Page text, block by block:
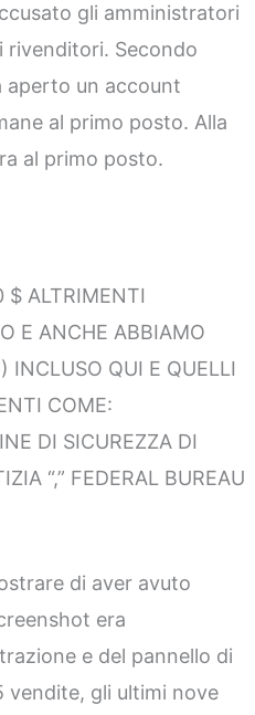
gli amministratori
rivenditori. Secondo
aperto un account
al primo posto. Alla
al primo posto.
ALTRIMENTI
E ANCHE ABBIAMO
INCLUSO QUI E QUELLI
COME:
DI SICUREZZA DI
“,” FEDERAL BUREAU
di aver avuto
era
e del pannello di
vendite, gli ultimi nove